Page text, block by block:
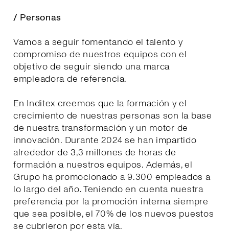
/ Personas
Vamos a seguir fomentando el talento y
compromiso de nuestros equipos con el
objetivo de seguir siendo una marca
empleadora de referencia.
En Inditex creemos que la formación y el
crecimiento de nuestras personas son la base
de nuestra transformación y un motor de
innovación. Durante 2024 se han impartido
alrededor de 3,3 millones de horas de
formación a nuestros equipos. Además, el
Grupo ha promocionado a 9.300 empleados a
lo largo del año. Teniendo en cuenta nuestra
preferencia por la promoción interna siempre
que sea posible, el 70% de los nuevos puestos
se cubrieron por esta vía.